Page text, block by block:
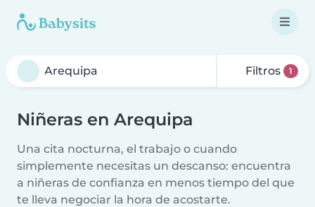
Filtros 1
Niñeras en Arequipa
Una cita nocturna, el trabajo o cuando
simplemente necesitas un descanso: encuentra
a niñeras de confianza en menos tiempo del que
te lleva negociar la hora de acostarte.